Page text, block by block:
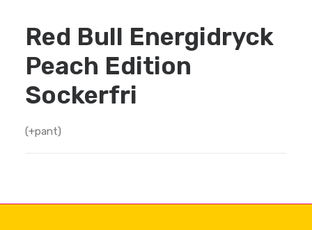
var:
22,00 kr19,64 kr.
är:
Red Bull Energidryck
Peach Edition
Sockerfri
(+pant)